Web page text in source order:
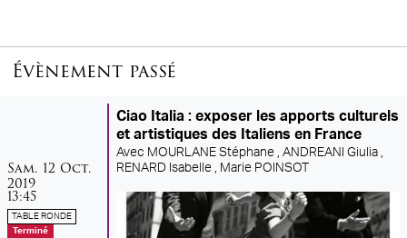
Évènement passé
samedi
Sam. 12 octobre
Oct.
2019
13:45
TABLE RONDE
Terminé
Ciao Italia : exposer les apports culturels
et artistiques des Italiens en France
Avec MOURLANE Stéphane , ANDREANI Giulia ,
RENARD Isabelle ,
Marie POINSOT